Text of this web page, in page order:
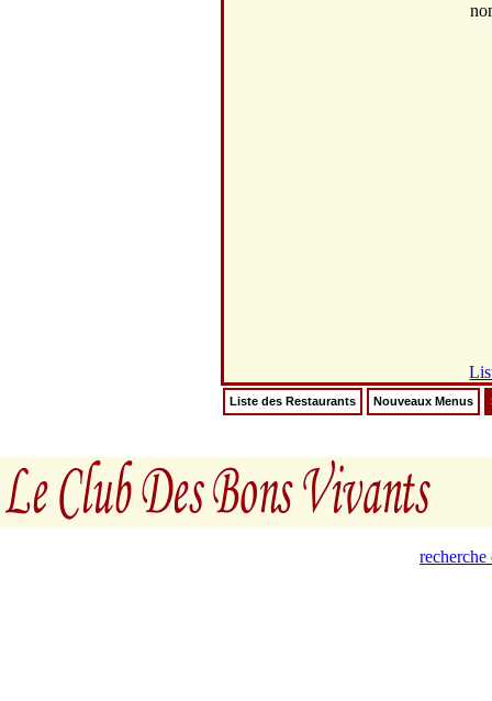
Liste des Restaurants Nouveaux Menus
recherche